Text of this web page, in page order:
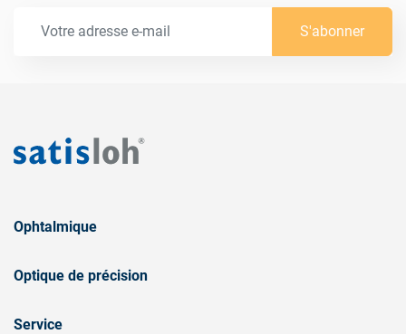
S'abonner
Ophtalmique
Optique de précision
Service